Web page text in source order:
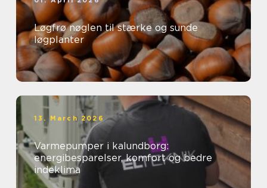
Løgfrø nøglen til stærke og sunde
løgplanter
13. March 2026
Varmepumper i kalundborg:
energibesparelser, komfort og bedre
indeklima